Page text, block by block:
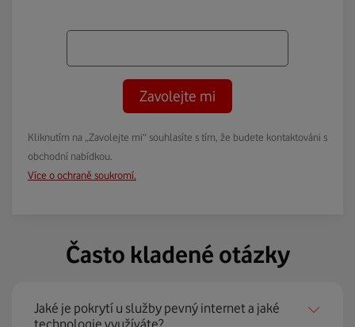
Zavolejte mi
Kliknutím na „Zavolejte mi“ souhlasíte s tím, že budete kontaktováni s
obchodní nabídkou.
Více o ochraně soukromí.
Často kladené otázky
Jaké je pokrytí u služby pevný internet a jaké
technologie využíváte?